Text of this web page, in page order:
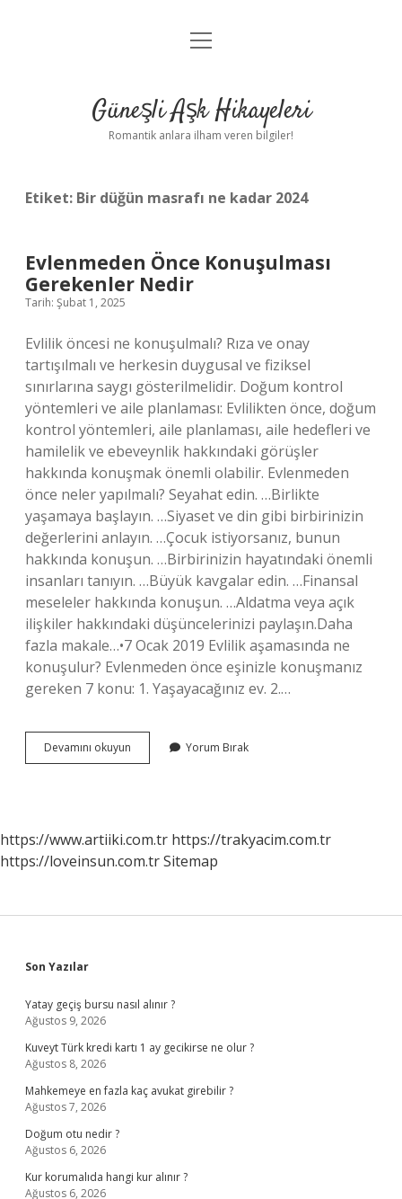
Anasayfa
Yasal Uyarı
menüyü
Güneşli Aşk Hikayeleri
Romantik anlara ilham veren bilgiler!
Etiket: Bir düğün masrafı ne kadar 2024
Evlenmeden Önce Konuşulması
Gerekenler Nedir
Tarih: Şubat 1, 2025
Evlilik öncesi ne konuşulmalı? Rıza ve onay
tartışılmalı ve herkesin duygusal ve fiziksel
sınırlarına saygı gösterilmelidir. Doğum kontrol
yöntemleri ve aile planlaması: Evlilikten önce, doğum
kontrol yöntemleri, aile planlaması, aile hedefleri ve
hamilelik ve ebeveynlik hakkındaki görüşler
hakkında konuşmak önemli olabilir. Evlenmeden
önce neler yapılmalı? Seyahat edin. …Birlikte
yaşamaya başlayın. …Siyaset ve din gibi birbirinizin
değerlerini anlayın. …Çocuk istiyorsanız, bunun
hakkında konuşun. …Birbirinizin hayatındaki önemli
insanları tanıyın. …Büyük kavgalar edin. …Finansal
meseleler hakkında konuşun. …Aldatma veya açık
ilişkiler hakkındaki düşüncelerinizi paylaşın.Daha
fazla makale…•7 Ocak 2019 Evlilik aşamasında ne
konuşulur? Evlenmeden önce eşinizle konuşmanız
gereken 7 konu: 1. Yaşayacağınız ev. 2.…
Devamını okuyun Evlenmeden
Önce
Yorum Bırak
https://www.artiiki.com.tr https://trakyacim.com.tr
https://loveinsun.com.trSitemap
Sidebar
Son Yazılar
Yatay geçiş bursu nasıl alınır ?
Ağustos 9, 2026
Kuveyt Türk kredi kartı 1 ay gecikirse ne olur ?
Ağustos 8, 2026
Mahkemeye en fazla kaç avukat girebilir ?
Ağustos 7, 2026
Doğum otu nedir ?
Ağustos 6, 2026
Kur korumalıda hangi kur alınır ?
Ağustos 6, 2026